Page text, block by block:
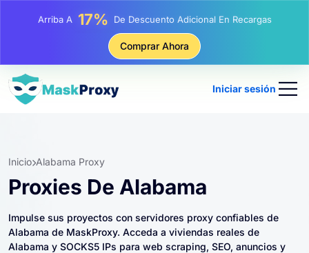
Arriba A 25% Descuento En Compras Estáticas IP
81% Descuento En Compras Rotativas IP
Comprar Ahora
Iniciar sesión
Inicio Alabama Proxy
Proxies De Alabama
Impulse sus proyectos con servidores proxy confiables de
Alabama de MaskProxy. Acceda a viviendas reales de
Alabama y SOCKS5 IPs para web scraping, SEO, anuncios y